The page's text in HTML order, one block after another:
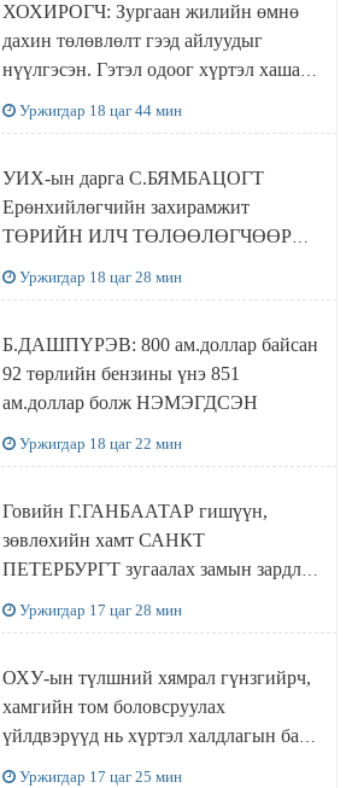
ХОХИРОГЧ: Зургаан жилийн өмнө
дахин төлөвлөлт гээд айлуудыг
нүүлгэсэн. Гэтэл одоог хүртэл хашаа
байшин ч байхгүй, орон сууц ч
байхгүй хаана амьдрахаа мэдэхгүй явж
Уржигдар 18 цаг 44 мин
УИХ-ын дарга С.БЯМБАЦОГТ
Ерөнхийлөгчийн захирамжит
ТӨРИЙН ИЛЧ ТӨЛӨӨЛӨГЧӨӨР
Сутай хайрханы тахилгад оролцжээ
Уржигдар 18 цаг 28 мин
Б.ДАШПҮРЭВ: 800 ам.доллар байсан
92 төрлийн бензины үнэ 851
ам.доллар болж НЭМЭГДСЭН
Уржигдар 18 цаг 22 мин
Говийн Г.ГАНБААТАР гишүүн,
зөвлөхийн хамт САНКТ
ПЕТЕРБУРГТ зугаалах замын зардлаа
“ИНҮТ” ТӨХХК даажээ
Уржигдар 17 цаг 28 мин
ОХУ-ын түлшний хямрал гүнзгийрч,
хамгийн том боловсруулах
үйлдвэрүүд нь хүртэл халдлагын бай
болов
Уржигдар 17 цаг 25 мин